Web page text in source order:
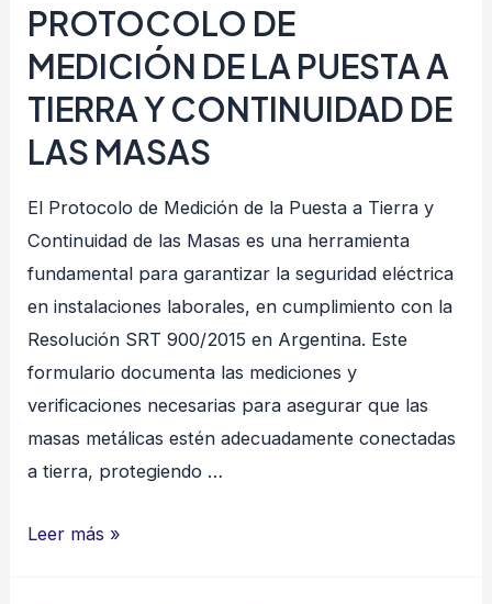
DE
ILUMINACIÓN
EN
EL
AMBIENTE
PROTOCOLO DE
MEDICIÓN DE LA PUESTA A
TIERRA Y CONTINUIDAD DE
LAS MASAS
El Protocolo de Medición de la Puesta a Tierra y
Continuidad de las Masas es una herramienta
fundamental para garantizar la seguridad eléctrica
en instalaciones laborales, en cumplimiento con la
Resolución SRT 900/2015 en Argentina. Este
formulario documenta las mediciones y
verificaciones necesarias para asegurar que las
masas metálicas estén adecuadamente conectadas
a tierra, protegiendo …
PROTOCOLO
Leer más »